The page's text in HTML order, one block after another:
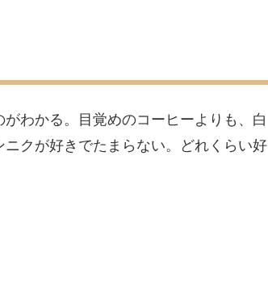
わかる。目覚めのコーヒーよりも、白
クが好きでたまらない。どれくらい好